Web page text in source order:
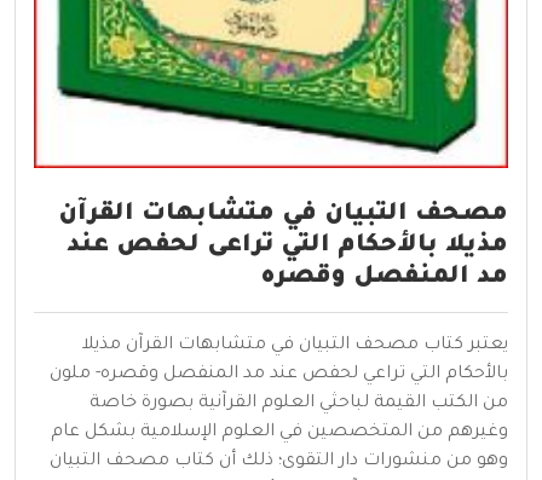
مصحف التبيان في متشابهات القرآن
مذيلا بالأحكام التي تراعى لحفص عند
مد المنفصل وقصره
يعتبر كتاب مصحف التبيان في متشابهات القرآن مذيلا
بالأحكام التي تراعي لحفص عند مد المنفصل وقصره- ملون
من الكتب القيمة لباحثي العلوم القرآنية بصورة خاصة
وغيرهم من المتخصصين في العلوم الإسلامية بشكل عام
وهو من منشورات دار التقوى؛ ذلك أن كتاب مصحف التبيان